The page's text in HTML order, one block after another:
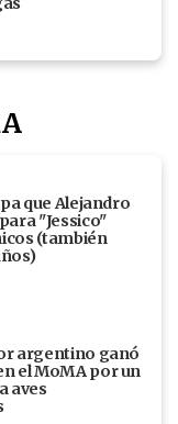
que Alejandro
"Jessico"
(también
argentino ganó
el MoMA por un
aves